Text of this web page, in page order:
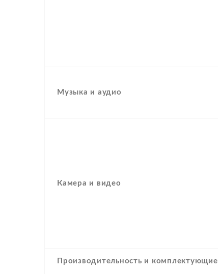
Музыка и аудио
Камера и видео
Производительность и комплектующие